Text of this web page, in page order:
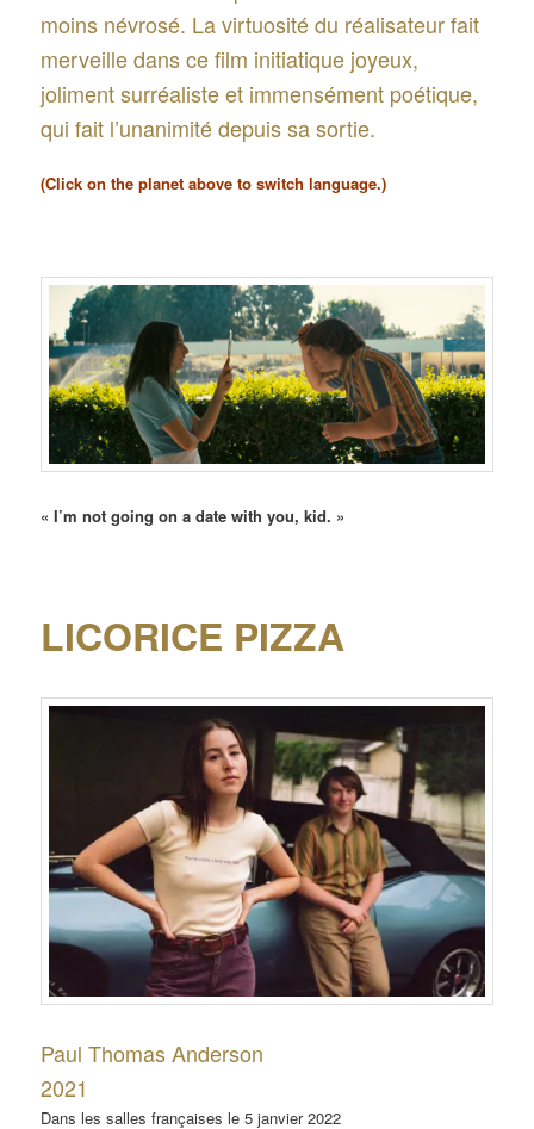
moins névrosé. La virtuosité du réalisateur fait
merveille dans ce film initiatique joyeux,
joliment surréaliste et immensément poétique,
qui fait l’unanimité depuis sa sortie.
(Click on the planet above to switch language.)
« I’m not going on a date with you, kid. »
LICORICE PIZZA
Paul Thomas Anderson
2021
Dans les salles françaises le 5 janvier 2022